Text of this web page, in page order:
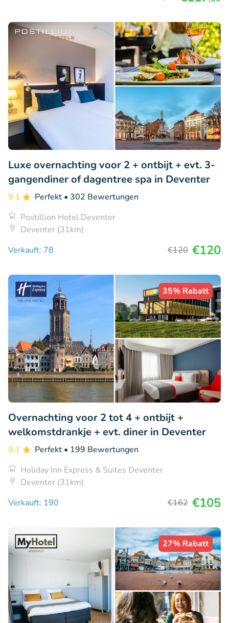
Luxe overnachting voor 2 + ontbijt + evt. 3-
gangendiner of dagentree spa in Deventer
9.1 Perfekt • 302 Bewertungen
Postillion Hotel Deventer
Deventer (31km)
Verkauft: 78
€120 €120
35% Rabatt
Overnachting voor 2 tot 4 + ontbijt +
welkomstdrankje + evt. diner in Deventer
9.1 Perfekt • 199 Bewertungen
Holiday Inn Express & Suites Deventer
Deventer (31km)
Verkauft: 190
€162 €105
27% Rabatt